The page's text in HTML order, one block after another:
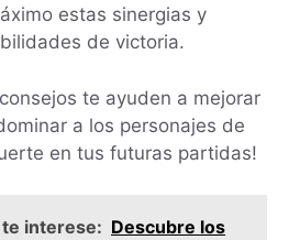
estas sinergias y
de victoria.
te ayuden a mejorar
a los personajes de
en tus futuras partidas!
interese: Descubre los